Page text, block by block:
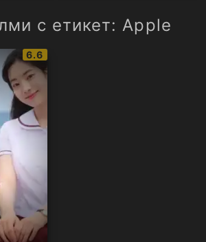
с етикет: Apple
IMDb
рейтинг:
6.6